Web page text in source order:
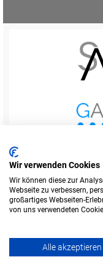
Startseite Foren-
Legende
Wir verwenden Cookies
Wir können diese zur
Webseite zu verbessern,
großartiges Webseiten-
von uns verwendeten
Alle akzeptieren